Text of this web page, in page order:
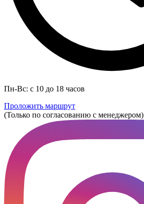
Пн-Вс: с 10 до 18 часов
Проложить маршрут
(Только по согласованию с менеджером)